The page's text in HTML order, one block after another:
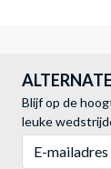
Blijf op de
leuke